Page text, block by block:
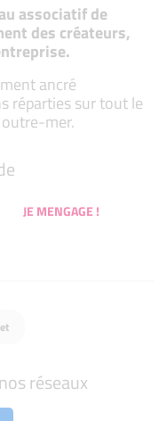
associatif de
des créateurs,
ancré
réparties sur tout le
mer.
JE MENGAGE !
réseaux